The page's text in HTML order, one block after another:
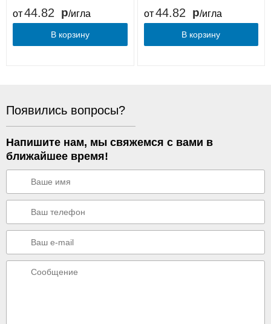
от44.82 /игла
В корзину
от 44.82 /игла
В корзину
Появились вопросы?
Напишите нам, мы свяжемся с вами в
ближайшее время!